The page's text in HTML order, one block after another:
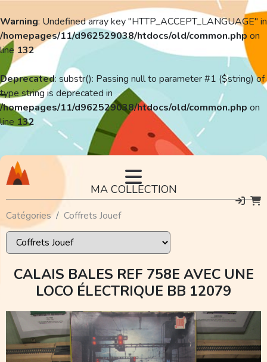
Warning: Undefined array key "HTTP_ACCEPT_LANGUAGE" in
/homepages/11/d962529038/htdocs/old/common.php on
line 132
Deprecated: substr(): Passing null to parameter #1 ($string) of
type string is deprecated in
/homepages/11/d962529038/htdocs/old/common.php on
line 132
MA COLLECTION
Catégories Coffrets Jouef
CALAIS BALES REF 758E AVEC UNE
LOCO ÉLECTRIQUE BB 12079